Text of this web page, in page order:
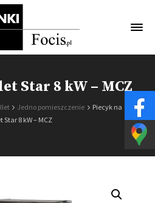
Star 8 kW – MCZ
Jedno pomieszczenie
Piecyk na
Star 8 kW – MCZ